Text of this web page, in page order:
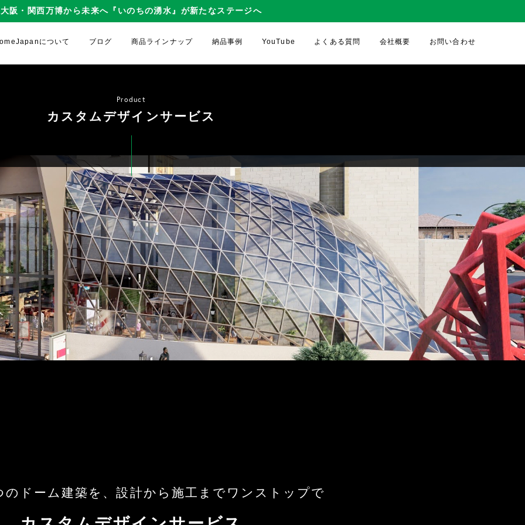
大阪・関西万博から未来へ『いのちの湧水』が新たなステージへ
について ブログ 商品ラインナップ 納品事例 YouTube よくある質問 会社概要 お問い合わせ
Product
カスタムデザインサービス
のドーム建築を、設計から施工までワンストップで